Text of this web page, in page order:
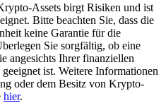
Assets birgt Risiken und ist
Bitte beachten Sie, dass die
keine Garantie für die
Sie sorgfältig, ob eine
angesichts Ihrer finanziellen
ist. Weitere Informationen
oder dem Besitz von Krypto-
hier.